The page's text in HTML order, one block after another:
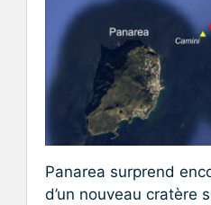
Panarea surprend
d’un nouveau cratère